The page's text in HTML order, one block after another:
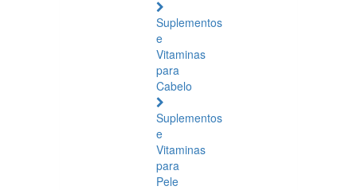
Suplementos
e
Vitaminas
para
Cabelo
Suplementos
e
Vitaminas
para
Pele